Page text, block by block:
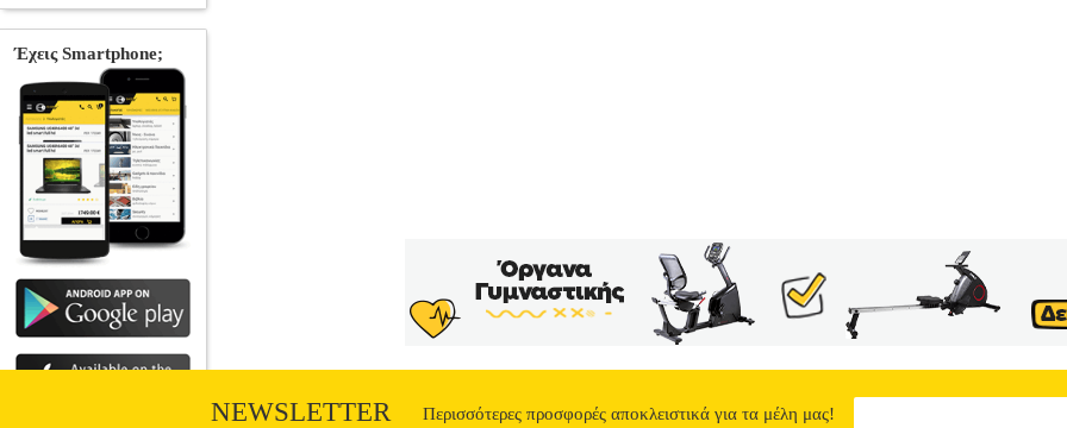
NEWSLETTER Περισσότερες προσφορές αποκλειστικά για τα μέλη μας!